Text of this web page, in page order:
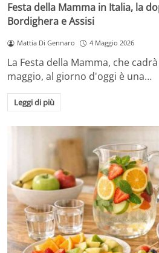
Festa della Mamma in Italia, la
Bordighera e Assisi
Mattia Di Gennaro 4 Maggio 2026
La Festa della Mamma, che
maggio, al giorno d'oggi è una…
Leggi di più